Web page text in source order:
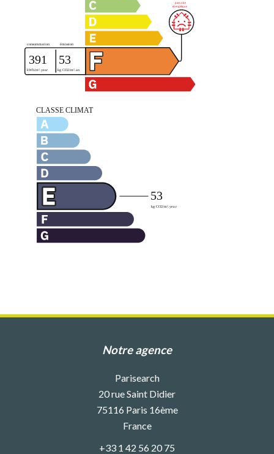
Notre agence
Parisearch
20 rue Saint Didier
75116 Paris 16ème
France
+33 1 42 56 20 75